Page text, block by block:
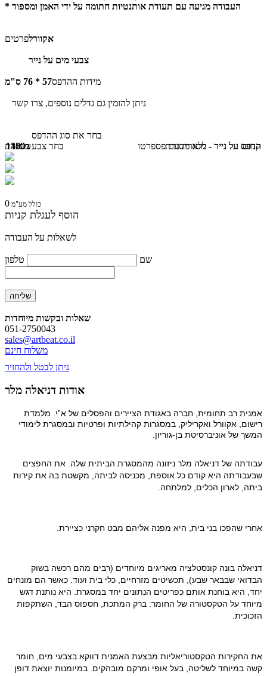
* העבודה מגיעה עם תעודת אותנטיות חתומה על ידי האמן ומספור
פרטיםאקוורל
צבעי מים על נייר
מידות ההדפס57 * 76 ס"מ
ניתן להזמין גם גדלים נוספים, צרו קשר
בחר את סוג ההדפס
הדפס על נייר - ללא מסגרת
1170₪ הדפס על נייר - מסגרת עם פספרטו 1450₪ קנווס 1300₪
בחר צבע מסגרת
0 כולל מע"מ
הוסף לעגלת קניות
לשאלות על העבודה
שם טלפון
שאלות ובקשות מיוחדות
051-2750043
sales@artbeat.co.il
משלוח חינם
ניתן לבטל ולהחזיר
אודות דניאלה מלר
אמנית רב תחומית, חברה באגודת הציירים והפסלים של א”י. מלמדת
רישום, אקוורל ואקריליק, במסגרות קהילתיות ופרטיות ובמסגרת לימודי
המשך של אוניברסיטת בן-גוריון.
ביתה, לארון הכלים, למלתחה.
אחרי שהפכו בני בית, היא מפנה אליהם מבט חקרני כציירת.
הזכוכית.